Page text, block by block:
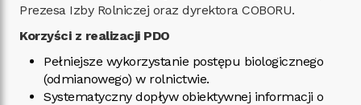
Prezesa Izby Rolniczej oraz dyrektora COBORU.
Korzyści z realizacji PDO
Pełniejsze wykorzystanie postępu biologicznego
(odmianowego) w rolnictwie.
Systematyczny dopływ obiektywnej informacji o